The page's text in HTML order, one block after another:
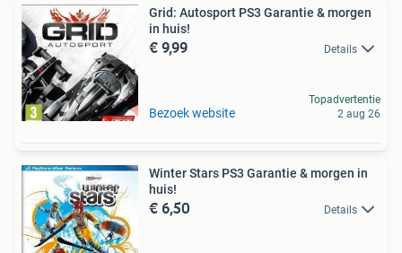
Grid: Autosport PS3 Garantie & morgen
in huis!
€ 9,99 Details
Bezoek website
Topadvertentie
2 aug 26
Winter Stars PS3 Garantie & morgen in
huis!
€ 6,50 Details